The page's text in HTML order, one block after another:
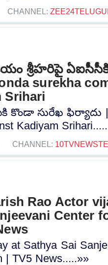
CHANNEL:
శ్రీహరిపై
surekha
Srihari
కొండా సురేఖ ఫిర్యాదు |
Kadiyam
CHANNEL:
Rao Actor
Center
at Sathya Sai
| TV5 News.....»»